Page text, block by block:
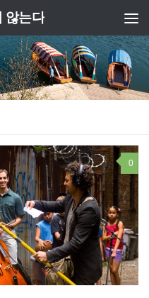
않는다
0